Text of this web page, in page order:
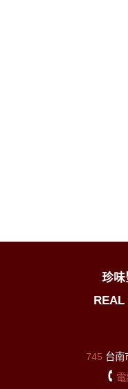
珍味
REAL
745 台南
電